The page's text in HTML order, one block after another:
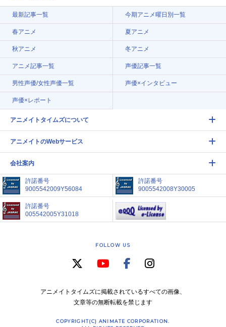
最新記事一覧 今期アニメ曜日別一覧
春アニメ 夏アニメ
秋アニメ 冬アニメ
アニメ記事一覧 声優記事一覧
男性声優/女性声優一覧 声優×インタビュー
声優×レポート
アニメイトタイムズについて
アニメイトのWebサービス
会社案内
許諾番号
9005542009Y56084
許諾番号
9005542008Y30005
許諾番号
005542005Y31018
FOLLOW US
アニメイトタイムズに掲載されているすべての画像、
文章等の無断転載を禁じます
COPYRIGHT(C) ANIMATE CORPORATION.